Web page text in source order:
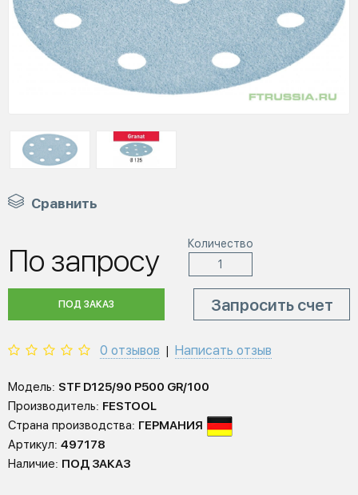
Сравнить
По запросу Количество
ПОД ЗАКАЗ Запросить счет
0 отзывов Написать отзыв
Модель: STF D125/90 P500 GR/100
Производитель: FESTOOL
Страна производства: ГЕРМАНИЯ
Артикул: 497178
Наличие: ПОД ЗАКАЗ